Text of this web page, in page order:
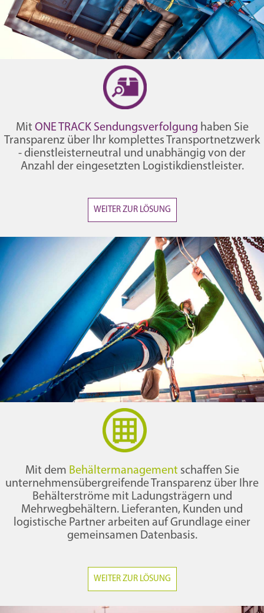
Mit ONE TRACK Sendungsverfolgung haben Sie
Transparenz über Ihr komplettes Transportnetzwerk
- dienstleisterneutral und unabhängig von der
Anzahl der eingesetzten Logistikdienstleister.
WEITER ZUR LÖSUNG
Mit dem Behältermanagement schaffen Sie
unternehmensübergreifende Transparenz über Ihre
Behälterströme mit Ladungsträgern und
Mehrwegbehältern. Lieferanten, Kunden und
logistische Partner arbeiten auf Grundlage einer
gemeinsamen Datenbasis.
WEITER ZUR LÖSUNG